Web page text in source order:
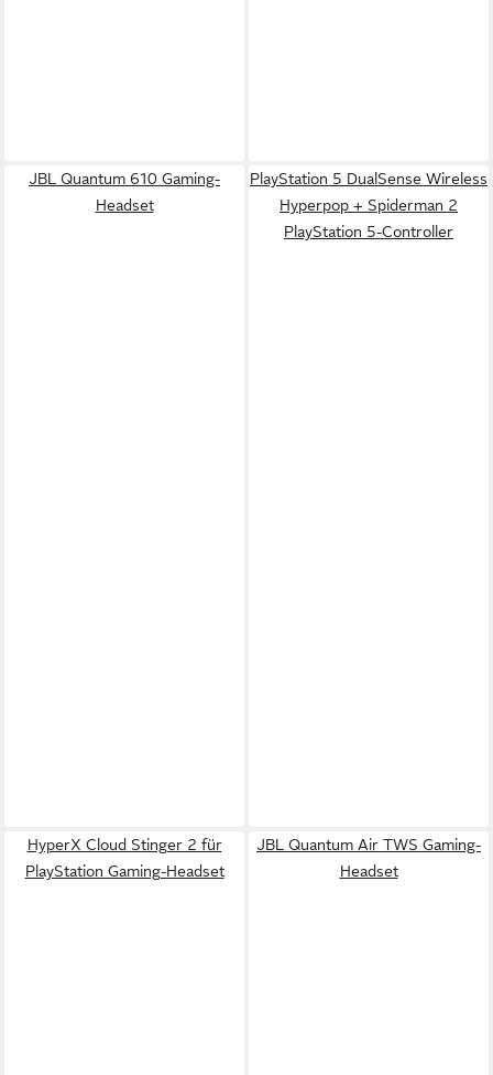
JBL Quantum 610 Gaming-
Headset
PlayStation 5 DualSense Wireless
Hyperpop + Spiderman 2
PlayStation 5-Controller
HyperX Cloud Stinger 2 für
PlayStation Gaming-Headset
JBL Quantum Air TWS Gaming-
Headset